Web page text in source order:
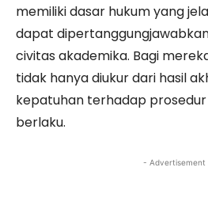
memiliki dasar hukum yang
dapat
civitas akademika. Bagi
tidak hanya diukur dari hasil
kepatuhan terhadap
berlaku.
- Advertisement